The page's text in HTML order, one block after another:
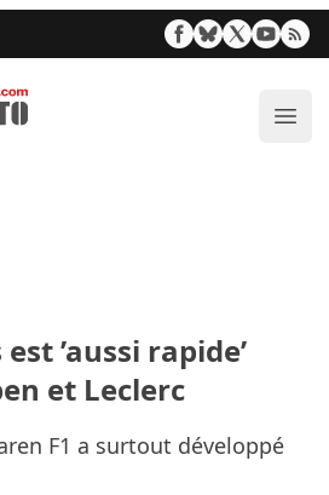
’aussi rapide’
et Leclerc
F1 a surtout développé